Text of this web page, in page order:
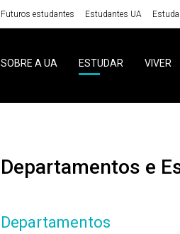
Futuros estudantes Estudantes UA
SOBRE A UA ESTUDAR VIVER
Departamentos e
Departamentos